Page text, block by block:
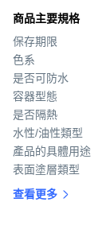
商品主要規格
保存期限
色系
是否可防水
容器型態
是否隔熱
水性/油性類型
產品的具體用途
表面塗層類型
查看更多